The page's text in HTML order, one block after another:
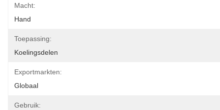
Macht:
Hand
Toepassing:
Koelingsdelen
Exportmarkten:
Globaal
Gebruik: